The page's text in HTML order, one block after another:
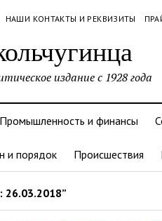
НАШИ КОНТАКТЫ И РЕКВИЗИТЫ
издание с 1928 года
Промышленность и финансы
и порядок Происшествия
26.03.2018”